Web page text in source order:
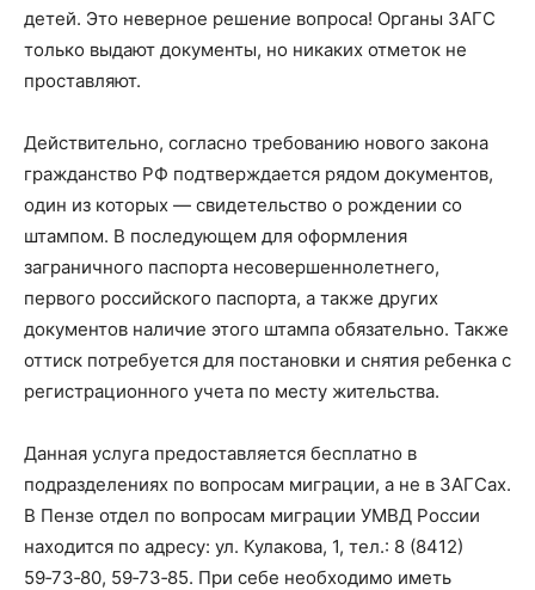
детей. Это неверное решение вопроса! Органы ЗАГС
только выдают документы, но никаких отметок не
проставляют.
Действительно, согласно требованию нового закона
гражданство РФ подтверждается рядом документов,
один из которых — свидетельство о рождении со
штампом. В последующем для оформления
заграничного паспорта несовершеннолетнего,
первого российского паспорта, а также других
документов наличие этого штампа обязательно. Также
оттиск потребуется для постановки и снятия ребенка с
регистрационного учета по месту жительства.
Данная услуга предоставляется бесплатно в
подразделениях по вопросам миграции, а не в ЗАГСах.
В Пензе отдел по вопросам миграции УМВД России
находится по адресу: ул. Кулакова, 1, тел.: 8 (841­2)
59‑73‑80, 59‑73‑85. При себе необходимо иметь